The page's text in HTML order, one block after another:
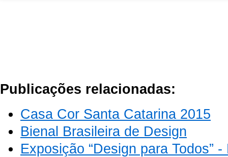
Publicações relacionadas:
Casa Cor Santa Catarina 2015
Bienal Brasileira de Design
Exposição “Design para Todos”